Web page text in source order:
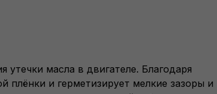
масла в двигателе. Благодаря
плёнки и герметизирует мелкие зазоры и